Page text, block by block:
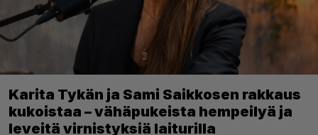
Karita Tykän ja Sami Saikkosen rakkaus
kukoistaa – vähäpukeista hempeilyä ja
leveitä virnistyksiä laiturilla